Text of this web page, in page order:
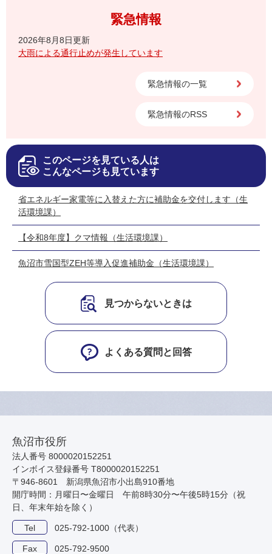
緊急情報
2026年8月8日更新
大雨による通行止めが発生しています
緊急情報の一覧
緊急情報のRSS
このページを見ている人は
こんなページも見ています
省エネルギー家電等に入替えた方に補助金を交付します（生
活環境課）
【令和8年度】クマ情報（生活環境課）
魚沼市雪国型ZEH等導入促進補助金（生活環境課）
見つからないときは
よくある質問と回答
魚沼市役所
法人番号 8000020152251
インボイス登録番号 T8000020152251
〒946-8601 新潟県魚沼市小出島910番地
開庁時間：月曜日〜金曜日 午前8時30分〜午後5時15分（祝
日、年末年始を除く）
Tel 025-792-1000（代表）
Fax 025-792-9500